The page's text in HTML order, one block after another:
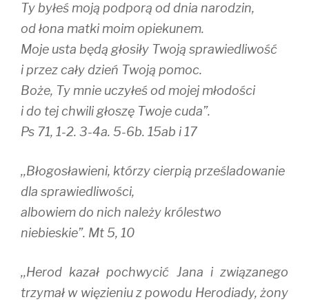
Ty byłeś moją podporą od dnia narodzin,
od łona matki moim opiekunem.
Moje usta będą głosiły Twoją sprawiedliwość
i przez cały dzień Twoją pomoc.
Boże, Ty mnie uczyłeś od mojej młodości
i do tej chwili głoszę Twoje cuda”.
Ps 71, 1-2. 3-4a. 5-6b. 15ab i 17
,,Błogosławieni, którzy cierpią prześladowanie
dla sprawiedliwości,
albowiem do nich należy królestwo
niebieskie”. Mt 5, 10
,,Herod kazał pochwycić Jana i związanego
trzymał w więzieniu z powodu Herodiady, żony